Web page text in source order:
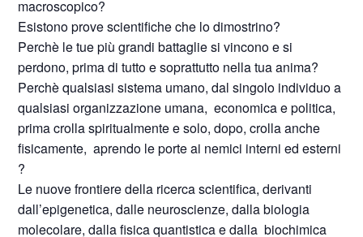
macroscopico?
Esistono prove scientifiche che lo dimostrino?
Perchè le tue più grandi battaglie si vincono e si
perdono, prima di tutto e soprattutto nella tua anima?
Perchè qualsiasi sistema umano, dal singolo individuo a
qualsiasi organizzazione umana, economica e politica,
prima crolla spiritualmente e solo, dopo, crolla anche
fisicamente, aprendo le porte ai nemici interni ed esterni
?
Le nuove frontiere della ricerca scientifica, derivanti
dall’epigenetica, dalle neuroscienze, dalla biologia
molecolare, dalla fisica quantistica e dalla biochimica